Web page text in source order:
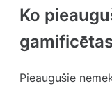
Ko
Pieaugušie